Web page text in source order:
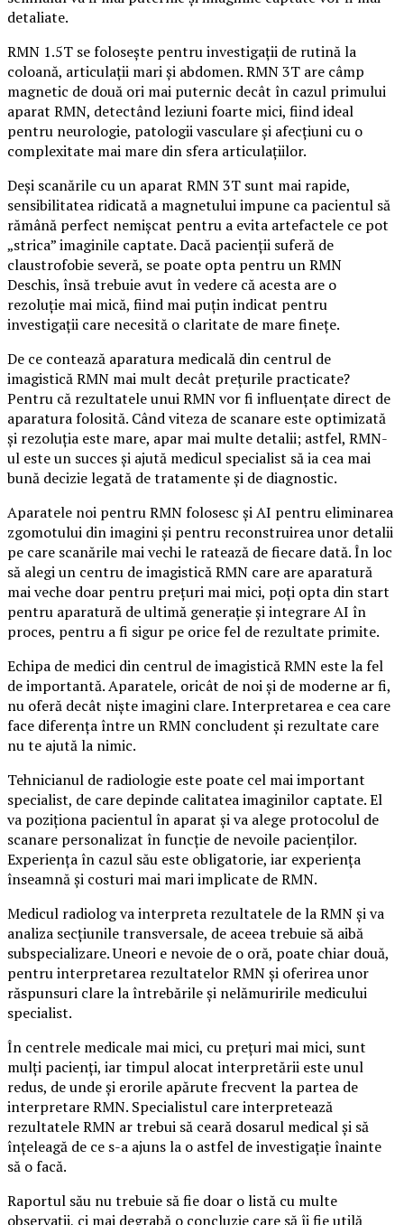
detaliate.
RMN 1.5T se folosește pentru investigații de rutină la
coloană, articulații mari și abdomen. RMN 3T are câmp
magnetic de două ori mai puternic decât în cazul primului
aparat RMN, detectând leziuni foarte mici, fiind ideal
pentru neurologie, patologii vasculare și afecțiuni cu o
complexitate mai mare din sfera articulațiilor.
Deși scanările cu un aparat RMN 3T sunt mai rapide,
sensibilitatea ridicată a magnetului impune ca pacientul să
rămână perfect nemișcat pentru a evita artefactele ce pot
„strica” imaginile captate. Dacă pacienții suferă de
claustrofobie severă, se poate opta pentru un RMN
Deschis, însă trebuie avut în vedere că acesta are o
rezoluție mai mică, fiind mai puțin indicat pentru
investigații care necesită o claritate de mare finețe.
De ce contează aparatura medicală din centrul de
imagistică RMN mai mult decât prețurile practicate?
Pentru că rezultatele unui RMN vor fi influențate direct de
aparatura folosită. Când viteza de scanare este optimizată
și rezoluția este mare, apar mai multe detalii; astfel, RMN-
ul este un succes și ajută medicul specialist să ia cea mai
bună decizie legată de tratamente și de diagnostic.
Aparatele noi pentru RMN folosesc și AI pentru eliminarea
zgomotului din imagini și pentru reconstruirea unor detalii
pe care scanările mai vechi le ratează de fiecare dată. În loc
să alegi un centru de imagistică RMN care are aparatură
mai veche doar pentru prețuri mai mici, poți opta din start
pentru aparatură de ultimă generație și integrare AI în
proces, pentru a fi sigur pe orice fel de rezultate primite.
Echipa de medici din centrul de imagistică RMN este la fel
de importantă. Aparatele, oricât de noi și de moderne ar fi,
nu oferă decât niște imagini clare. Interpretarea e cea care
face diferența între un RMN concludent și rezultate care
nu te ajută la nimic.
Tehnicianul de radiologie este poate cel mai important
specialist, de care depinde calitatea imaginilor captate. El
va poziționa pacientul în aparat și va alege protocolul de
scanare personalizat în funcție de nevoile pacienților.
Experiența în cazul său este obligatorie, iar experiența
înseamnă și costuri mai mari implicate de RMN.
Medicul radiolog va interpreta rezultatele de la RMN și va
analiza secțiunile transversale, de aceea trebuie să aibă
subspecializare. Uneori e nevoie de o oră, poate chiar două,
pentru interpretarea rezultatelor RMN și oferirea unor
răspunsuri clare la întrebările și nelămuririle medicului
specialist.
În centrele medicale mai mici, cu prețuri mai mici, sunt
mulți pacienți, iar timpul alocat interpretării este unul
redus, de unde și erorile apărute frecvent la partea de
interpretare RMN. Specialistul care interpretează
rezultatele RMN ar trebui să ceară dosarul medical și să
înțeleagă de ce s-a ajuns la o astfel de investigație înainte
să o facă.
Raportul său nu trebuie să fie doar o listă cu multe
observații, ci mai degrabă o concluzie care să îi fie utilă